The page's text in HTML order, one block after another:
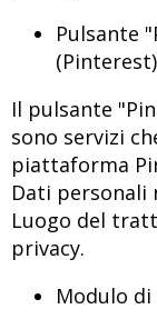
Pulsante
(Pinterest)
Il pulsante
sono servizi
piattaforma
Dati personali
Luogo del
privacy.
Modulo